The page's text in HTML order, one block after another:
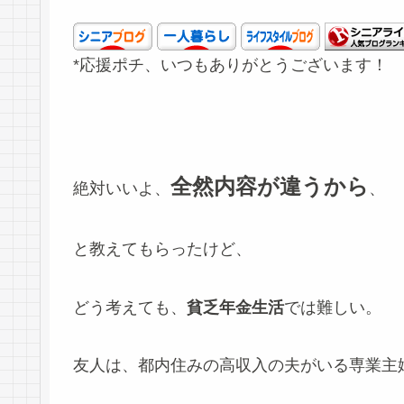
*応援ポチ、いつもありがとうございます！
絶対いいよ、 全然内容が違うから 、
と教えてもらったけど、
どう考えても、 貧乏年金生活では難しい。
友人は、都内住みの高収入の夫がいる専業主